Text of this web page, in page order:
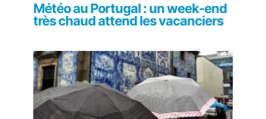
Météo au Portugal : un week-end
très chaud attend les vacanciers